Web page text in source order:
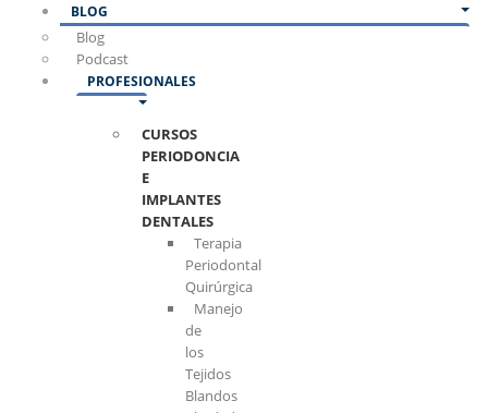
BLOG
Blog
Podcast
PROFESIONALES
CURSOS
PERIODONCIA
E
IMPLANTES
DENTALES
Terapia
Periodontal
Quirúrgica
Manejo
de
los
Tejidos
Blandos